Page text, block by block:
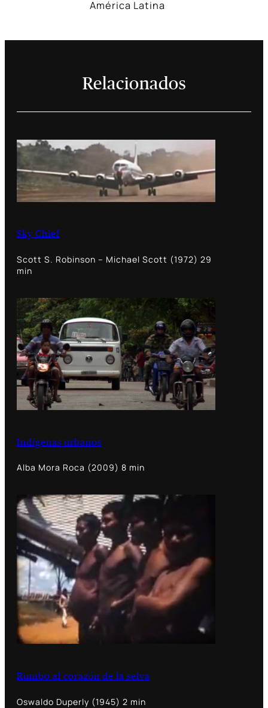
América Latina
Relacionados
Sky Chief
Scott S. Robinson – Michael Scott (1972) 29
min
Indígenas urbanos
Alba Mora Roca (2009) 8 min
Rumbo al corazón de la selva
Oswaldo Duperly (1945) 2 min